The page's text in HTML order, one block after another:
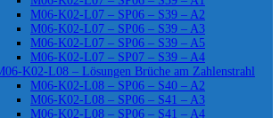
M06-K02-L07 – SP06 – S39 – A2
M06-K02-L07 – SP06 – S39 – A3
M06-K02-L07 – SP06 – S39 – A5
M06-K02-L07 – SP07 – S39 – A4
K02-L08 – Lösungen Brüche am Zahlenstrahl
M06-K02-L08 – SP06 – S40 – A2
M06-K02-L08 – SP06 – S41 – A3
M06-K02-L08 – SP06 – S41 – A4